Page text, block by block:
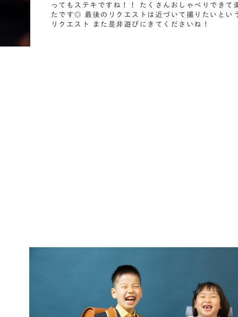
ってもステキですね！！ たくさんおしゃべりできて
たです◎ 最後のリクエストは近づいて撮りたいとい
リクエスト また是非遊びにきてくださいね！